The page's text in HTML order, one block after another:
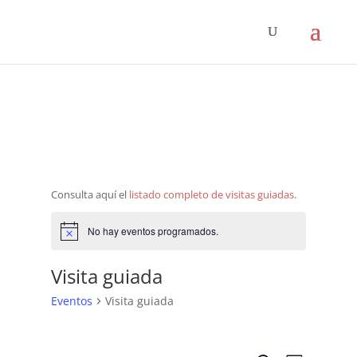
Consulta aquí el listado completo de visitas guiadas.
Aviso No hay eventos programados.
Visita guiada
Eventos Visita guiada